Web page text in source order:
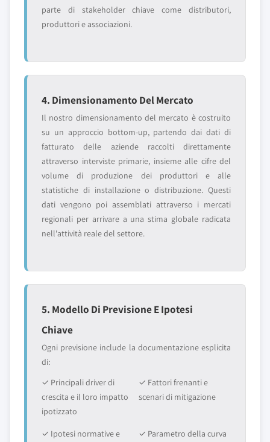
parte di stakeholder chiave come distributori,
produttori e associazioni.
4. Dimensionamento Del Mercato
Il nostro dimensionamento del mercato è costruito
su un approccio bottom-up, partendo dai dati di
fatturato delle aziende raccolti direttamente
attraverso interviste primarie, insieme alle cifre del
volume di produzione dei produttori e alle
statistiche di installazione o distribuzione. Questi
dati vengono poi assemblati attraverso i mercati
regionali per arrivare a una stima globale radicata
nell'attività reale del settore.
5. Modello Di Previsione E Ipotesi
Chiave
Ogni previsione include la documentazione esplicita
di:
✓ Principali driver di
crescita e il loro impatto
ipotizzato
✓ Fattori frenanti e
scenari di mitigazione
✓ Ipotesi normative e
✓ Parametro della curva